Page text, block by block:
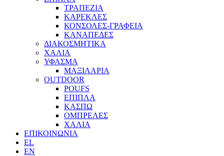
ΤΡΑΠΕΖΙΑ
ΚΑΡΕΚΛΕΣ
ΚΟΝΣΟΛΕΣ-ΓΡΑΦΕΙΑ
ΚΑΝΑΠΕΔΕΣ
ΔΙΑΚΟΣΜΗΤΙΚΑ
ΧΑΛΙΑ
ΥΦΑΣΜΑ
ΜΑΞΙΛΑΡΙΑ
OUTDOOR
POUFS
ΕΠΙΠΛΑ
ΚΑΣΠΩ
ΟΜΠΡΕΛΕΣ
ΧΑΛΙΑ
ΕΠΙΚΟΙΝΩΝΙΑ
EL
EN